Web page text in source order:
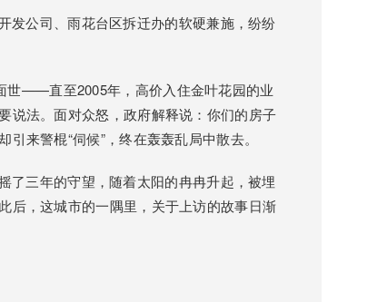
公司、雨花台区拆迁办的软硬兼施，纷纷
——直至2005年，高价入住金叶花园的业
说法。面对众怒，政府解释说：你们的房子
来警棍“伺候”，终在轰轰乱局中散去。
三年的守望，随着太阳的冉冉升起，被埋
后，这城市的一隅里，关于上访的故事日渐